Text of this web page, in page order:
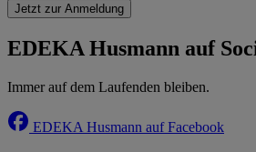
Jetzt zur Anmeldung
EDEKA Husmann auf
Immer auf dem Laufenden bleiben.
EDEKA Husmann auf Facebook